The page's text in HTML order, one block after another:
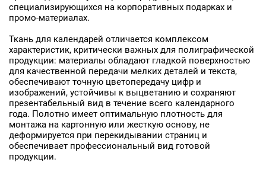
специализирующихся на корпоративных подарках и
промо-материалах.
Ткань для календарей отличается комплексом
характеристик, критически важных для полиграфической
продукции: материалы обладают гладкой поверхностью
для качественной передачи мелких деталей и текста,
обеспечивают точную цветопередачу цифр и
изображений, устойчивы к выцветанию и сохраняют
презентабельный вид в течение всего календарного
года. Полотно имеет оптимальную плотность для
монтажа на картонную или жесткую основу, не
деформируется при перекидывании страниц и
обеспечивает профессиональный вид готовой
продукции.